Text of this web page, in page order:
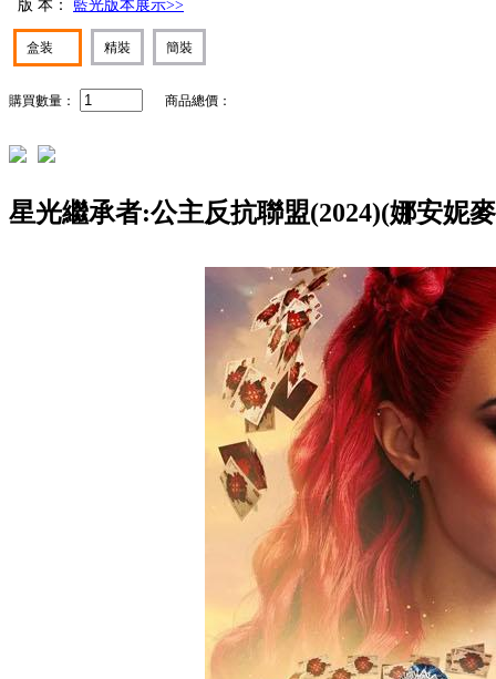
版 本： 藍光版本展示>>
盒装 精裝 簡裝
購買數量： 商品總價：
星光繼承者:公主反抗聯盟(2024)(娜安妮